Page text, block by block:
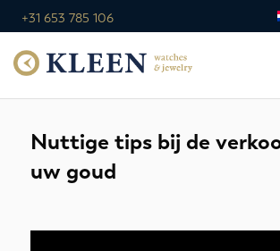
+31 653 785 106
Nuttige tips bij de
uw goud